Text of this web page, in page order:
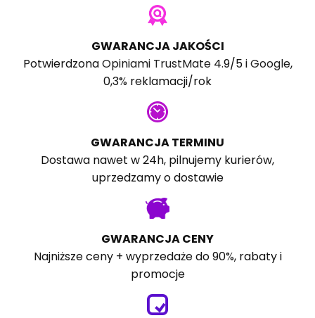
GWARANCJA JAKOŚCI
PotwierdzonaOpiniami TrustMate4.9/5 iGoogle,
0,3% reklamacji/rok
GWARANCJA TERMINU
Dostawa nawet w 24h, pilnujemy kurierów,
uprzedzamy o dostawie
GWARANCJA CENY
Najniższe ceny + wyprzedaże do 90%, rabaty i
promocje